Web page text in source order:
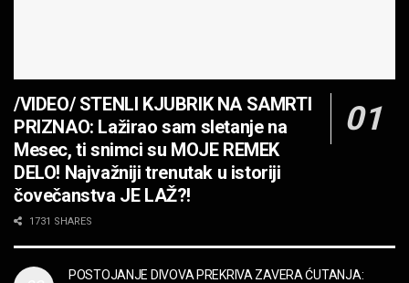
MUZIKA
OPASNO! ZZ TOP – Beer Drinkers and
Hellraisers
MUZIKA
/VIDEO/ STENLI KJUBRIK NA SAMRTI
PRIZNAO: Lažirao sam sletanje na
Mesec, ti snimci su MOJE REMEK
DELO! Najvažniji trenutak u istoriji
čovečanstva JE LAŽ?!
1731 SHARES
POSTOJANJE DIVOVA PREKRIVA ZAVERA ĆUTANJA: